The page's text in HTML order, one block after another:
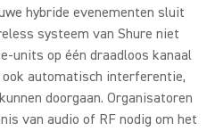
hybride evenementen sluit
systeem van Shure niet
units op één draadloos kanaal
automatisch interferentie,
doorgaan. Organisatoren
van audio of RF nodig om het